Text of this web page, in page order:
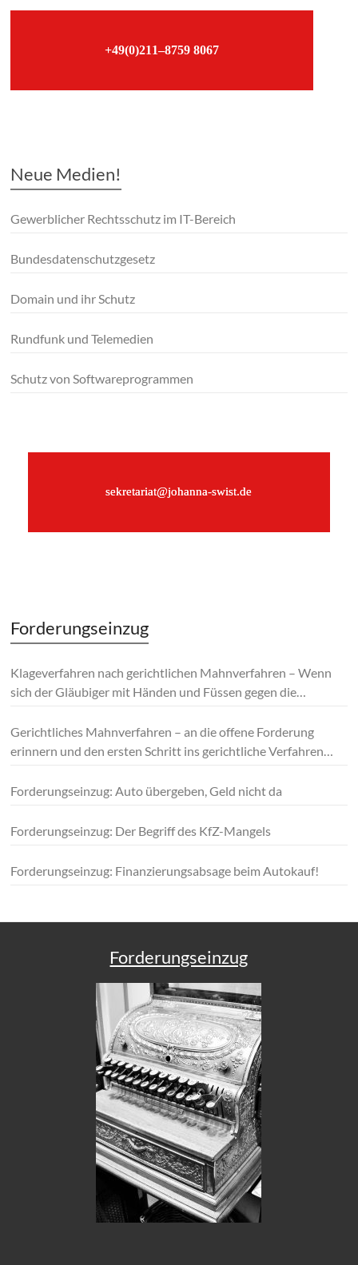
+49(0)211–8759 8067
Neue Medien!
Gewerblicher Rechtsschutz im IT-Bereich
Bundesdatenschutzgesetz
Domain und ihr Schutz
Rundfunk und Telemedien
Schutz von Softwareprogrammen
sekretariat@johanna-swist.de
Forderungseinzug
Klageverfahren nach gerichtlichen Mahnverfahren – Wenn
sich der Gläubiger mit Händen und Füssen gegen die
Gerichtliches Mahnverfahren – an die offene Forderung
erinnern und den ersten Schritt ins gerichtliche Verfahren
Forderungseinzug: Auto übergeben, Geld nicht da
Forderungseinzug: Der Begriff des KfZ-Mangels
Forderungseinzug: Finanzierungsabsage beim Autokauf!
Forderungseinzug